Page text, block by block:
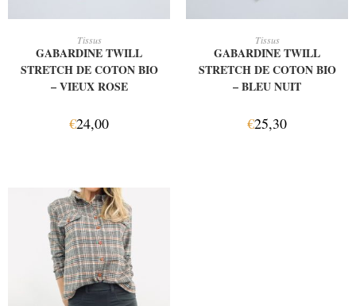
Tissus
GABARDINE TWILL
STRETCH DE COTON BIO
– VIEUX ROSE
€24,00
Tissus
GABARDINE TWILL
STRETCH DE COTON BIO
– BLEU NUIT
€25,30